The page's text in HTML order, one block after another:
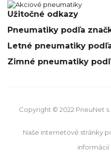
Užitočné odkazy
Pneumatiky podľa
Letné pneumatiky
Zimné pneumatiky
Copyright © 2022 PneuNet
Naše internetové stránky